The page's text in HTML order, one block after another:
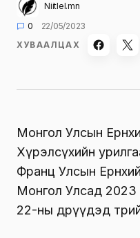
Niitlel.mn
0
22/05/2023
ХУВААЛЦАХ
Монгол Улсын
Хүрэлсүхийн
Франц Улсын
Монгол Улсад 2023
22-ны өдрүүдэд